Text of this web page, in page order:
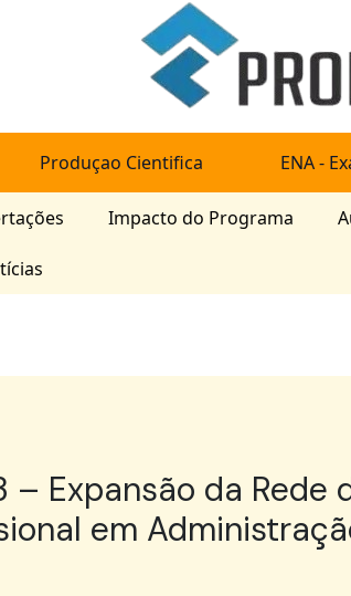
Produçao Cientifica ENA -
Impacto do Programa
– Expansão da
em